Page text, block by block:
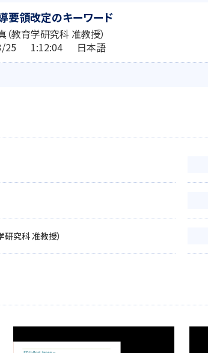
要領改定のキーワード
（教育学研究科 准教授）
25 1:12:04 日本語
研究科 准教授）